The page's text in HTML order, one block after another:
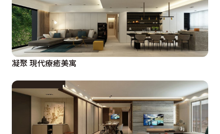
凝聚 現代療癒美寓